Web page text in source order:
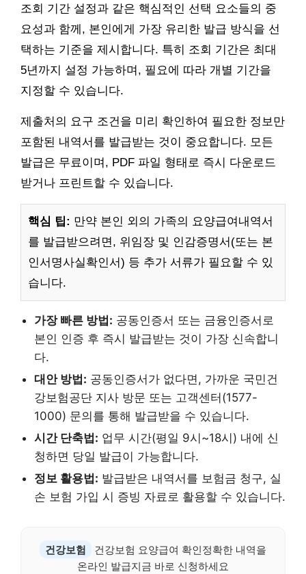
조회 기간 설정과 같은 핵심적인 선택 요소들의 중
요성과 함께, 본인에게 가장 유리한 발급 방식을 선
택하는 기준을 제시합니다. 특히 조회 기간은 최대
5년까지 설정 가능하며, 필요에 따라 개별 기간을
지정할 수 있습니다.
제출처의 요구 조건을 미리 확인하여 필요한 정보만
포함된 내역서를 발급받는 것이 중요합니다. 모든
발급은 무료이며, PDF 파일 형태로 즉시 다운로드
받거나 프린트할 수 있습니다.
핵심 팁: 만약 본인 외의 가족의 요양급여내역서
를 발급받으려면, 위임장 및 인감증명서(또는 본
인서명사실확인서) 등 추가 서류가 필요할 수 있
습니다.
가장 빠른 방법: 공동인증서 또는 금융인증서로
본인 인증 후 즉시 발급받는 것이 가장 신속합니
다.
대안 방법: 공동인증서가 없다면, 가까운 국민건
강보험공단 지사 방문 또는 고객센터(1577-
1000) 문의를 통해 발급받을 수 있습니다.
시간 단축법: 업무 시간(평일 9시~18시) 내에 신
청하면 당일 발급이 가능합니다.
정보 활용법: 발급받은 내역서를 보험금 청구, 실
손 보험 가입 시 증빙 자료로 활용할 수 있습니다.
건강보험
건강보험 요양급여 확인정확한 내역을
온라인 발급지금 바로 신청하세요